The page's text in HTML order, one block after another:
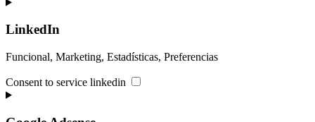
LinkedIn
Funcional, Marketing, Estadísticas, Preferencias
Consent to service linkedin